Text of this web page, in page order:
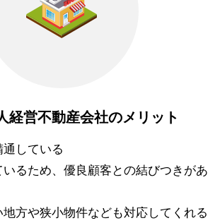
経営不動産会社のメリット
している
るため、優良顧客との結びつきがあ
方や狭小物件なども対応してくれる